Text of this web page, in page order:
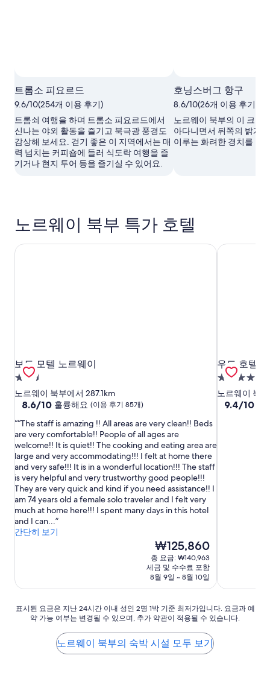
트롬소 피요르드
9.6/10(254개 이용 후기)
트롬쇠 여행을 하며 트롬소 피요르드에서
신나는 야외 활동을 즐기고 북극광 풍경도
감상해 보세요. 걷기 좋은 이 지역에서는 매
력 넘치는 커피숍에 들러 식도락 여행을 즐
기거나 현지 투어 등을 즐기실 수 있어요.
호닝스버그 항구
8.6/10(26개 이용 후기)
노르웨이 북부의 이 크루
아다니면서 뒤쪽의 밝게
이루는 화려한 경치를 눈
노르웨이 북부 특가 호텔
보도 모텔 노르웨이
보도 모텔 노르웨이
2.5
성
급
숙
박
시
설
노르웨이 북부에서 287.1km
10
만
점
중
8.6
점,
훌
륭
해
요,
(이
용
8.6/10 훌륭해요 (이용 후기 85개)
“The staff is amazing !! All areas are very clean!! Beds
are very comfortable!! People of all ages are
welcome!! It is quiet!! The cooking and eating area are
large and very accommodating!!! I felt at home there
and very safe!!! It is in a wonderful location!!! The staff
is very helpful and very trustworthy good people!!!
They are very quick and kind if you need assistance!! I
am 74 years old a female solo traveler and I felt very
much at home here!!! I spent many days in this hotel
and I can...
간단히 보기
현
재
요
금
₩125,860
₩125,860
총 요금: ₩140,963
세금 및 수수료 포함
8월 9일 ~ 8월 10일
보도 모텔 노르웨이
우드 호텔
4.0
성
급
노르웨이 북
10
9.4/10
우드 호텔
표
표시된 요금은 지난 24시간 이내 성인 2명 1박 기준 최저가입니다. 요금과 예
약 가능 여부는 변경될 수 있으며, 추가 약관이 적용될 수 있습니다.
노르웨이 북부의 숙박 시설 모두 보기